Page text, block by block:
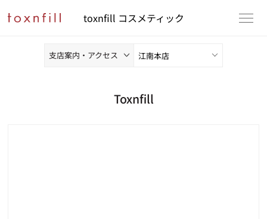
toxnfill コスメティック
支店案内・アクセス
Toxnfill